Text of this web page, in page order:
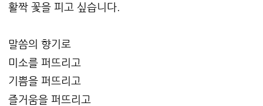
활짝 꽃을 피고 싶습니다.
말씀의 향기로
미소를 퍼뜨리고
기쁨을 퍼뜨리고
즐거움을 퍼뜨리고